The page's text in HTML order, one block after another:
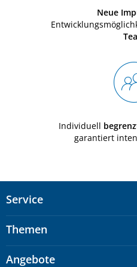
Neue
Individuell
garantiert
Service
Themen
Angebote